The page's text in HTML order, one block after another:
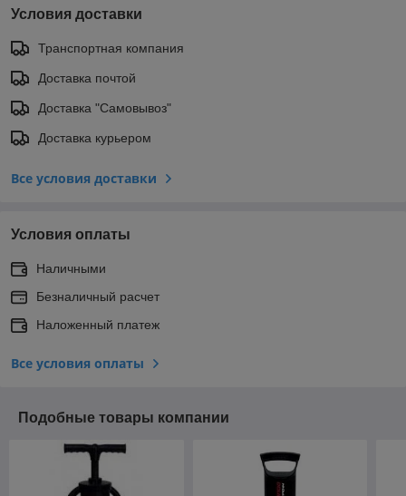
Условия доставки
Транспортная компания
Доставка почтой
Доставка "Самовывоз"
Доставка курьером
Все условия доставки
Условия оплаты
Наличными
Безналичный расчет
Наложенный платеж
Все условия оплаты
Подобные товары компании